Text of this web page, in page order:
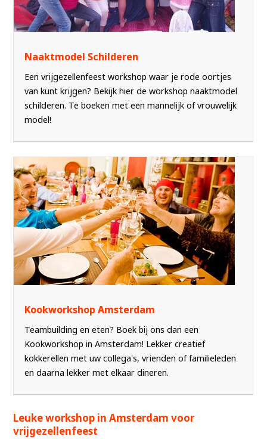
Naaktmodel Schilderen
Een vrijgezellenfeest workshop waar je rode oortjes
van kunt krijgen? Bekijk hier de workshop naaktmodel
schilderen. Te boeken met een mannelijk of vrouwelijk
model!
Kookworkshop Amsterdam
Teambuilding en eten? Boek bij ons dan een
Kookworkshop in Amsterdam! Lekker creatief
kokkerellen met uw collega's, vrienden of familieleden
en daarna lekker met elkaar dineren.
Leuke workshop in Amsterdam voor
vrijgezellenfeest